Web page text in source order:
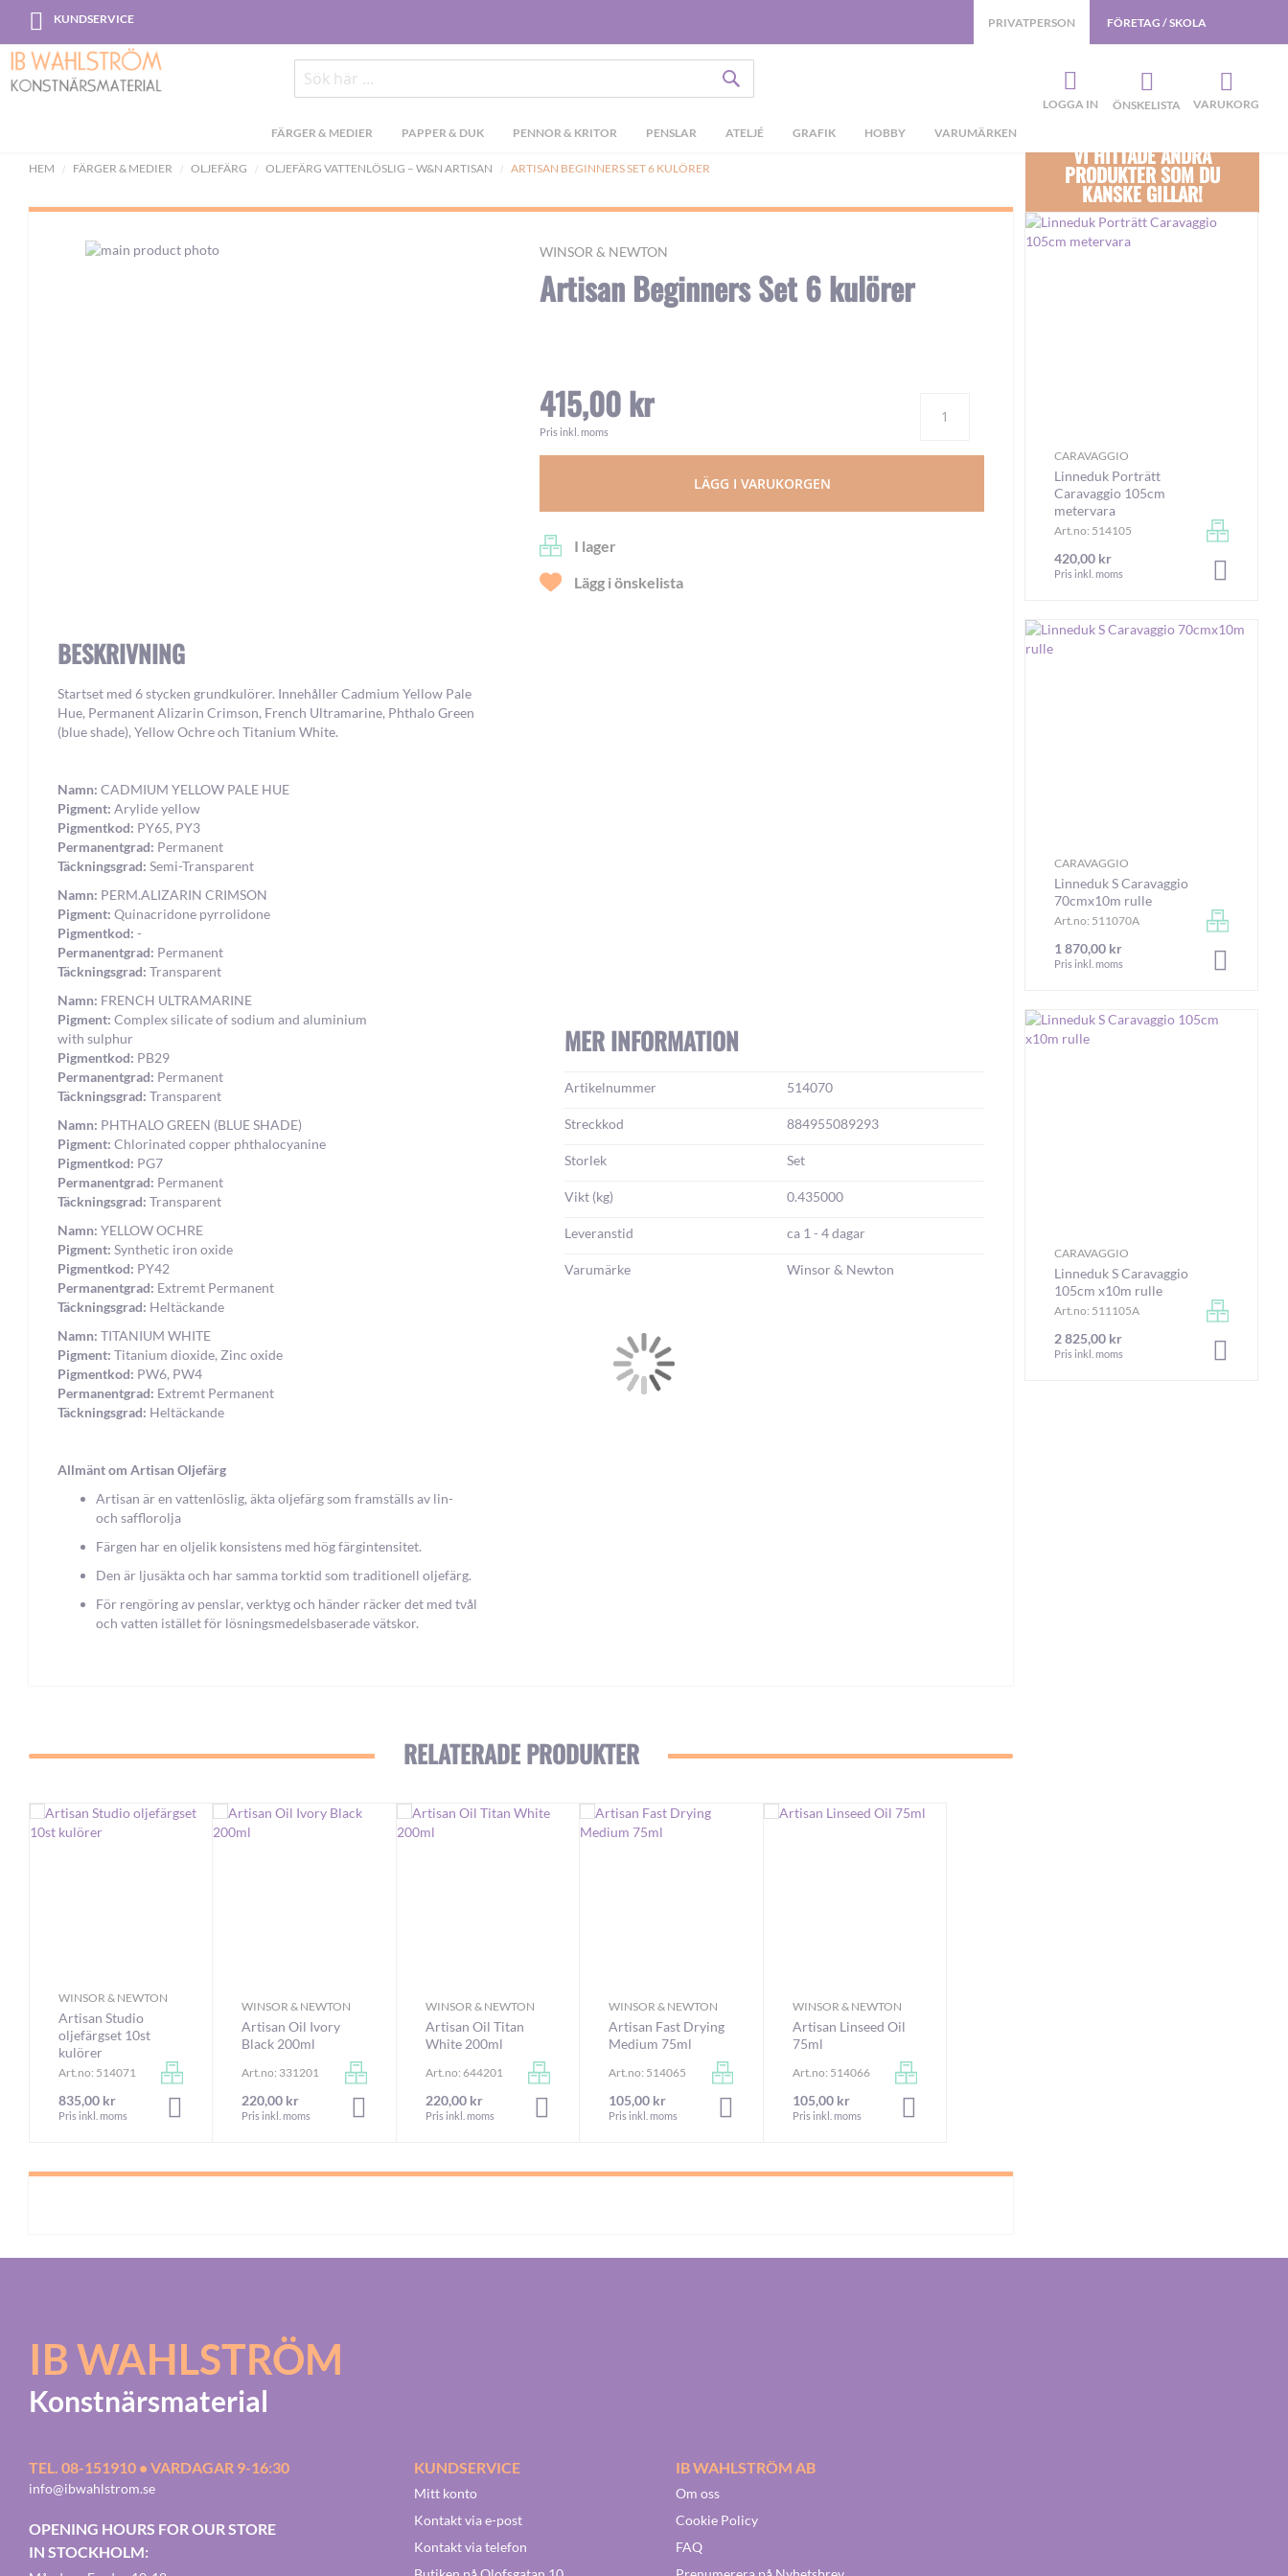
KUNDSERVICESkip
Content
Sök
FÄRGER & MEDIER PAPPER & DUK PENNOR & KRITOR PENSLAR ATELJÉ GRAFIK HOBBY VARUMÄRKEN
PRIVATPERSON FÖRETAG / SKOLA
LOGGA IN ÖNSKELISTA VARUKORG
HEM FÄRGER & MEDIER OLJEFÄRG OLJEFÄRG VATTENLÖSLIG – W&N ARTISAN ARTISAN BEGINNERS SET 6 KULÖRER
WINSOR & NEWTON
Artisan Beginners Set 6 kulörer
415,00 kr
Pris inkl. moms
LÄGG I VARUKORGEN
I lager
Lägg i önskelista
of
images
gallery
BESKRIVNING
Startset med 6 stycken grundkulörer. Innehåller Cadmium Yellow Pale
Hue, Permanent Alizarin Crimson, French Ultramarine, Phthalo Green
(blue shade), Yellow Ochre och Titanium White.
Namn: CADMIUM YELLOW PALE HUE
Pigment: Arylide yellow
Pigmentkod: PY65, PY3
Permanentgrad: Permanent
Täckningsgrad: Semi-Transparent
Namn: PERM.ALIZARIN CRIMSON
Pigment: Quinacridone pyrrolidone
Pigmentkod: -
Permanentgrad: Permanent
Täckningsgrad: Transparent
Namn: FRENCH ULTRAMARINE
Pigment: Complex silicate of sodium and aluminium
with sulphur
Pigmentkod: PB29
Permanentgrad: Permanent
Täckningsgrad: Transparent
Namn: PHTHALO GREEN (BLUE SHADE)
Pigment: Chlorinated copper phthalocyanine
Pigmentkod: PG7
Permanentgrad: Permanent
Täckningsgrad: Transparent
Namn: YELLOW OCHRE
Pigment: Synthetic iron oxide
Pigmentkod: PY42
Permanentgrad: Extremt Permanent
Täckningsgrad: Heltäckande
Namn: TITANIUM WHITE
Pigment: Titanium dioxide, Zinc oxide
Pigmentkod: PW6, PW4
Permanentgrad: Extremt Permanent
Täckningsgrad: Heltäckande
Allmänt om Artisan Oljefärg
Artisan är en vattenlöslig, äkta oljefärg som framställs av lin-
och safflorolja
Färgen har en oljelik konsistens med hög färgintensitet.
Den är ljusäkta och har samma torktid som traditionell oljefärg.
För rengöring av penslar, verktyg och händer räcker det med tvål
och vatten istället för lösningsmedelsbaserade vätskor.
MER INFORMATION
Mer
Artikelnummer 514070
Streckkod 884955089293
Storlek Set
Vikt (kg) 0.435000
Leveranstid ca 1 - 4 dagar
Varumärke Winsor & Newton
RELATERADE PRODUKTER
WINSOR & NEWTON
Artisan Studio
oljefärgset 10st
kulörer
Art.no: 514071
835,00 kr
Pris inkl. moms
LÄGG I VARUKORGEN
WINSOR & NEWTON
Artisan Oil Ivory
Black 200ml
Art.no: 331201
220,00 kr
Pris inkl. moms
LÄGG I VARUKORGEN
WINSOR & NEWTON
Artisan Oil Titan
White 200ml
Art.no: 644201
220,00 kr
Pris inkl. moms
LÄGG I VARUKORGEN
WINSOR & NEWTON
Artisan Fast Drying
Medium 75ml
Art.no: 514065
105,00 kr
Pris inkl. moms
LÄGG I VARUKORGEN
WINSOR & NEWTON
Artisan Linseed Oil
75ml
Art.no: 514066
105,00 kr
Pris inkl. moms
VI HITTADE ANDRA
PRODUKTER SOM DU
KANSKE GILLAR!
CARAVAGGIO
Linneduk Porträtt
Caravaggio 105cm
metervara
Art.no: 514105
420,00 kr
Pris inkl. moms
CARAVAGGIO
Linneduk S Caravaggio
70cmx10m rulle
Art.no: 511070A
1 870,00 kr
Pris inkl. moms
CARAVAGGIO
Linneduk S Caravaggio
105cm x10m rulle
Art.no: 511105A
2 825,00 kr
Pris inkl. moms
IB WAHLSTRÖM
Konstnärsmaterial
TEL. 08-151910 • VARDAGAR 9-16:30
info@ibwahlstrom.se
OPENING HOURS FOR OUR STORE
IN STOCKHOLM:
KUNDSERVICE
Mitt konto
Kontakt via e-post
Kontakt via telefon
IB WAHLSTRÖM AB
Om oss
Cookie Policy
FAQ